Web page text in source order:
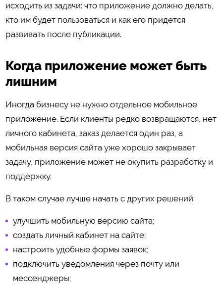
исходить из задачи: что приложение должно делать,
кто им будет пользоваться и как его придется
развивать после публикации.
Когда приложение может быть
лишним
Иногда бизнесу не нужно отдельное мобильное
приложение. Если клиенты редко возвращаются, нет
личного кабинета, заказ делается один раз, а
мобильная версия сайта уже хорошо закрывает
задачу, приложение может не окупить разработку и
поддержку.
В таком случае лучше начать с других решений:
улучшить мобильную версию сайта;
создать личный кабинет на сайте;
настроить удобные формы заявок;
подключить уведомления через почту или
мессенджеры;